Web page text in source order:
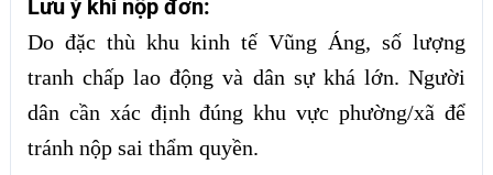
Lưu ý khi nộp đơn:
Do đặc thù khu kinh tế Vũng Áng, số lượng
tranh chấp lao động và dân sự khá lớn. Người
dân cần xác định đúng khu vực phường/xã để
tránh nộp sai thẩm quyền.